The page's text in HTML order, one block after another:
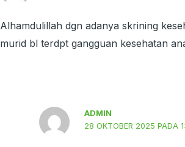
Alhamdulillah dgn adanya skrining
murid bl terdpt gangguan kesehatan
ADMIN
28 OKTOBER 2025 PADA